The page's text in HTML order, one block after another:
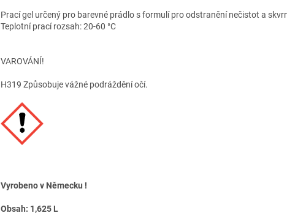
Prací gel určený pro barevné prádlo s formulí pro odstranění nečistot a
Teplotní prací rozsah: 20-60 °C
VAROVÁNÍ!
H319 Způsobuje vážné podráždění očí.
Vyrobeno v Německu !
Obsah: 1,625 L